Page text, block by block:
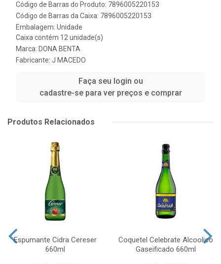
Código de Barras do Produto: 7896005220153
Código de Barras da Caixa: 7896005220153
Embalagem: Unidade
Caixa contém 12 unidade(s)
Marca: DONA BENTA
Fabricante: J MACEDO
Faça seu login ou
cadastre-se para ver preços e comprar
Produtos Relacionados
Espumante Cidra Cereser
660ml
Coquetel Celebrate Alcoolico
Gaseificado 660ml